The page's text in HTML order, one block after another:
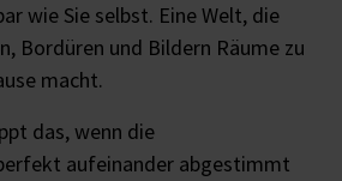
wie Sie selbst. Eine Welt, die
Bordüren und Bildern Räume zu
macht.
das, wenn die
aufeinander abgestimmt